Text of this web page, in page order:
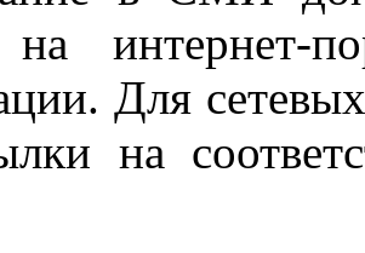
интернет-
Для
на